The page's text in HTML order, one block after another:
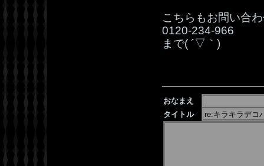
こちらもお問い合
0120‐234‐966
まで( ´▽｀)
おなまえ
タイトル